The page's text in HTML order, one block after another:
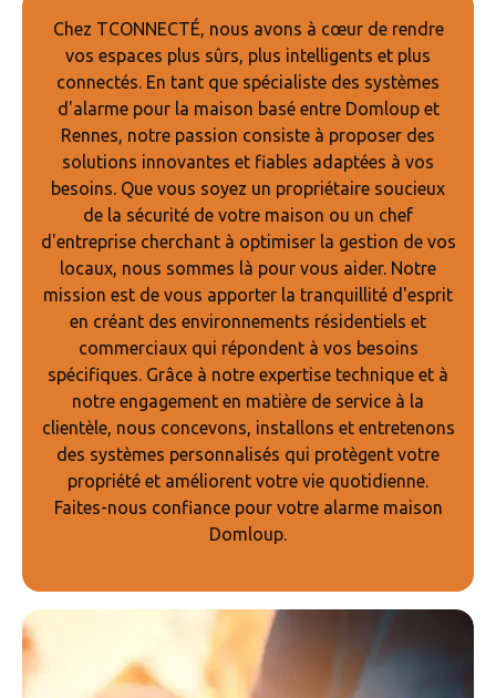
Chez TCONNECTÉ, nous avons à cœur de rendre
vos espaces plus sûrs, plus intelligents et plus
connectés. En tant que spécialiste des systèmes
d'alarme pour la maison basé entre Domloup et
Rennes, notre passion consiste à proposer des
solutions innovantes et fiables adaptées à vos
besoins. Que vous soyez un propriétaire soucieux
de la sécurité de votre maison ou un chef
d'entreprise cherchant à optimiser la gestion de vos
locaux, nous sommes là pour vous aider. Notre
mission est de vous apporter la tranquillité d'esprit
en créant des environnements résidentiels et
commerciaux qui répondent à vos besoins
spécifiques. Grâce à notre expertise technique et à
notre engagement en matière de service à la
clientèle, nous concevons, installons et entretenons
des systèmes personnalisés qui protègent votre
propriété et améliorent votre vie quotidienne.
Faites-nous confiance pour votre alarme maison
Domloup.